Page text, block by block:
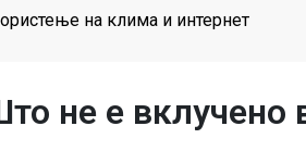
на клима и интернет
не е вклучено